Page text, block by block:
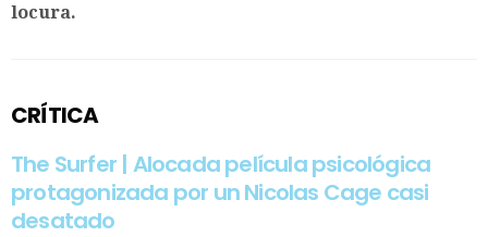
locura.
CRÍTICA
The Surfer | Alocada película psicológica
protagonizada por un Nicolas Cage casi
desatado